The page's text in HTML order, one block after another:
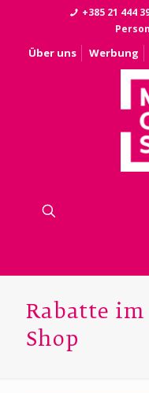
+385 21 444
Über uns Werbung
Rabatte im
Shop